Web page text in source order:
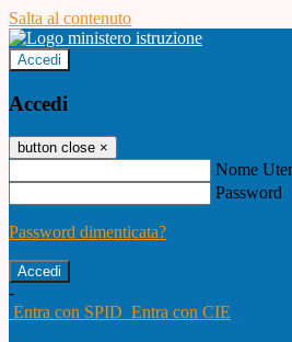
Salta al contenuto
Accedi
Accedi
button close ×
Nome
Password
Password dimenticata?
-
Entra con SPID Entra con CIE